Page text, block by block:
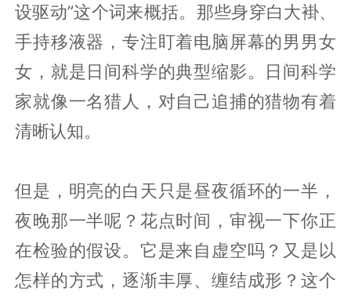
设驱动”这个词来概括。那些身穿白大褂、
手持移液器，专注盯着电脑屏幕的男男女
女，就是日间科学的典型缩影。日间科学
家就像一名猎人，对自己追捕的猎物有着
清晰认知。
但是，明亮的白天只是昼夜循环的一半，
夜晚那一半呢？花点时间，审视一下你正
在检验的假设。它是来自虚空吗？又是以
怎样的方式，逐渐丰厚、缠结成形？这个